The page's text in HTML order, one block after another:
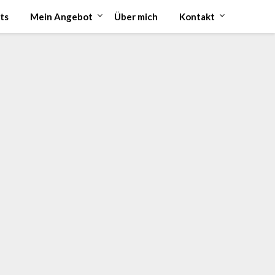
Mein Angebot Über mich Kontakt